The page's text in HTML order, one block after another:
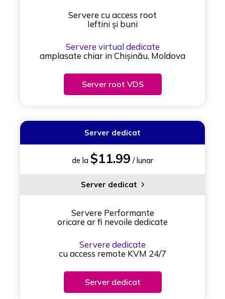
Servere cu access root
Ieftini și buni
Servere virtual dedicate
amplasate chiar in Chișinău, Moldova
Server root VDS
Server dedicat
de la $11.99 / lunar
Server dedicat
Servere Performante
oricare ar fi nevoile dedicate
Servere dedicate
cu access remote KVM 24/7
Server dedicat